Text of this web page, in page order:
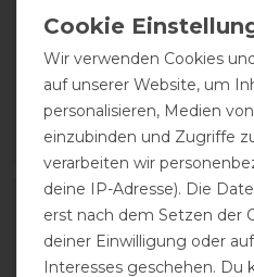
kombiniertem
ARTIKEL MERKEN
Wir verwenden Cookies
auf unserer Website, um
personalisieren, Medien
einzubinden und Zugriffe
verarbeiten wir
deine IP-Adresse). Die
erst nach dem Setzen der
deiner Einwilligung oder
Interesses geschehen. Du